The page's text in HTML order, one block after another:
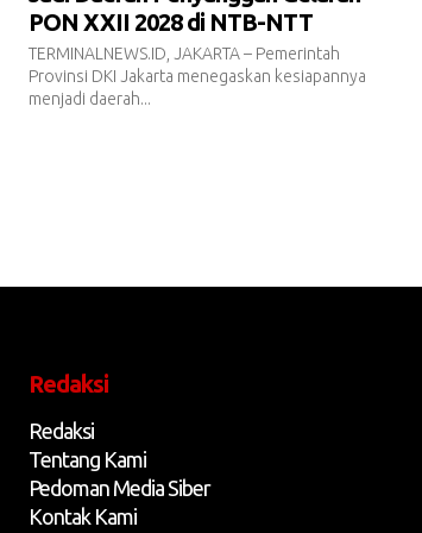
PON XXII 2028 di NTB-NTT
TERMINALNEWS.ID, JAKARTA – Pemerintah
Provinsi DKI Jakarta menegaskan kesiapannya
menjadi daerah...
Redaksi
Redaksi
Tentang Kami
Pedoman Media Siber
Kontak Kami